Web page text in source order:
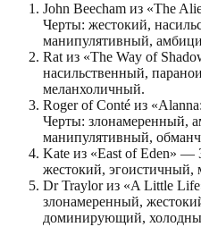
John Beecham из «The
Черты: жестокий,
манипулятивный,
Rat из «The Way of
насильственный,
меланхоличный.
Roger of Conté из
Черты: злонамеренный,
манипулятивный,
Kate из «East of Eden» —
жестокий,
Dr Traylor из «A Little
злонамеренный,
доминирующий,